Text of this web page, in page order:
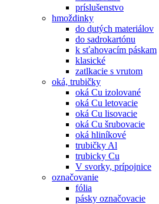
príslušenstvo
hmoždinky
do dutých materiálov
do sadrokartónu
k sťahovacím páskam
klasické
zatlkacie s vrutom
oká, trubičky
oká Cu izolované
oká Cu letovacie
oká Cu lisovacie
oká Cu šrubovacie
oká hliníkové
trubičky Al
trubicky Cu
V svorky, prípojnice
označovanie
fólia
pásky označovacie